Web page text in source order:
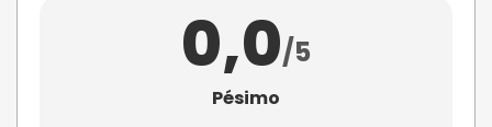
0,0/5
Pésimo